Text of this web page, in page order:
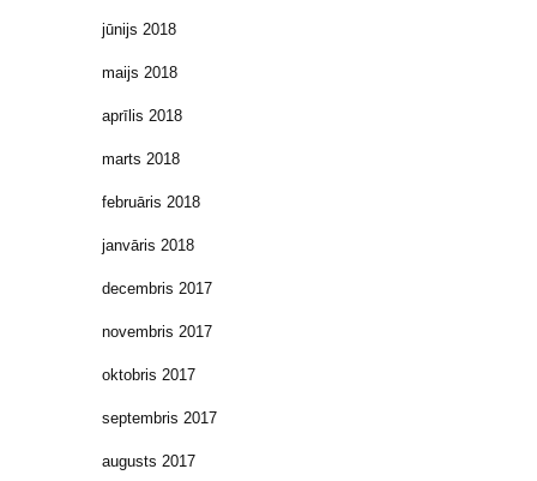
jūnijs 2018
maijs 2018
aprīlis 2018
marts 2018
februāris 2018
janvāris 2018
decembris 2017
novembris 2017
oktobris 2017
septembris 2017
augusts 2017